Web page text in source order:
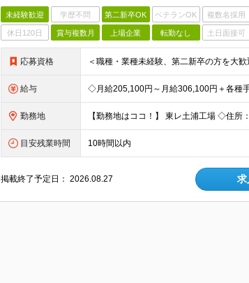
未経験歓迎 学歴不問 第二新卒OK ベテランOK 複数名採用
休日120日 賞与複数月 上場企業 転勤なし 土日面接可
応募資格
給与
勤務地
目安残業時間 10時間以内
掲載終了予定日：2026.08.27 求